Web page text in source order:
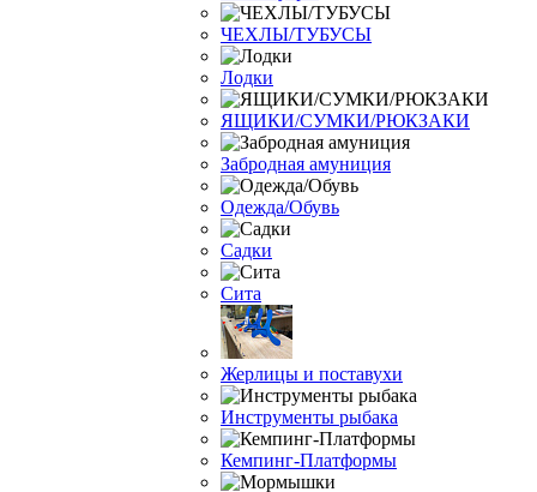
ЧЕХЛЫ/ТУБУСЫ
Лодки
ЯЩИКИ/СУМКИ/РЮКЗАКИ
Забродная амуниция
Одежда/Обувь
Садки
Сита
Жерлицы и поставухи
Инструменты рыбака
Кемпинг-Платформы